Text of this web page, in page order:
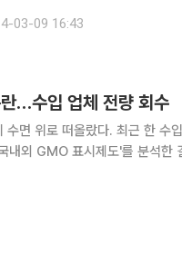
03-09 16:43
…수입 업체 전량 회수
면 위로 떠올랐다. 최근 한 수